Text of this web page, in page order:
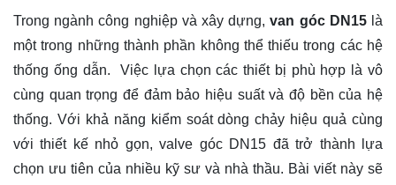
Trong ngành công nghiệp và xây dựng, van góc DN15là
một trong những thành phần không thể thiếu trong các hệ
thống ống dẫn. Việc lựa chọn các thiết bị phù hợp là vô
cùng quan trọng để đảm bảo hiệu suất và độ bền của hệ
thống. Với khả năng kiểm soát dòng chảy hiệu quả cùng
với thiết kế nhỏ gọn, valve góc DN15 đã trở thành lựa
chọn ưu tiên của nhiều kỹ sư và nhà thầu. Bài viết này sẽ